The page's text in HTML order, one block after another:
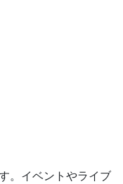
。イベントやライブ